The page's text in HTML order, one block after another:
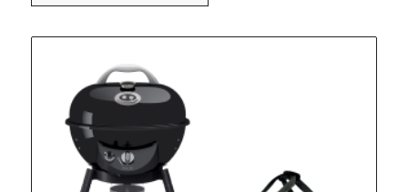
Produkte
sortieren